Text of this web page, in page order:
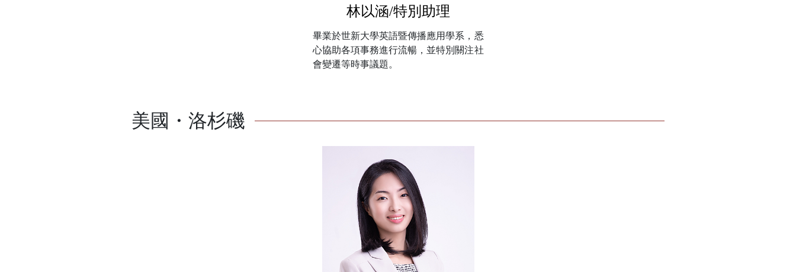
林以涵/特別助理
畢業於世新大學英語暨傳播應用學系，悉
心協助各項事務進行流暢，並特別關注社
會變遷等時事議題。
美國・洛杉磯